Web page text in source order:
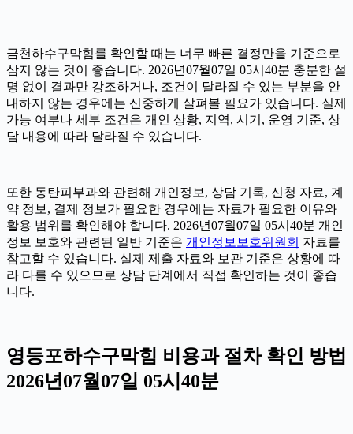
금천하수구막힘를 확인할 때는 너무 빠른 결정만을 기준으로
삼지 않는 것이 좋습니다. 2026년07월07일 05시40분 충분한 설
명 없이 결과만 강조하거나, 조건이 달라질 수 있는 부분을 안
내하지 않는 경우에는 신중하게 살펴볼 필요가 있습니다. 실제
가능 여부나 세부 조건은 개인 상황, 지역, 시기, 운영 기준, 상
담 내용에 따라 달라질 수 있습니다.
또한 동탄피부과와 관련해 개인정보, 상담 기록, 신청 자료, 계
약 정보, 결제 정보가 필요한 경우에는 자료가 필요한 이유와
활용 범위를 확인해야 합니다. 2026년07월07일 05시40분 개인
정보 보호와 관련된 일반 기준은 개인정보보호위원회 자료를
참고할 수 있습니다. 실제 제출 자료와 보관 기준은 상황에 따
라 다를 수 있으므로 상담 단계에서 직접 확인하는 것이 좋습
니다.
영등포하수구막힘 비용과 절차 확인 방법
2026년07월07일 05시40분